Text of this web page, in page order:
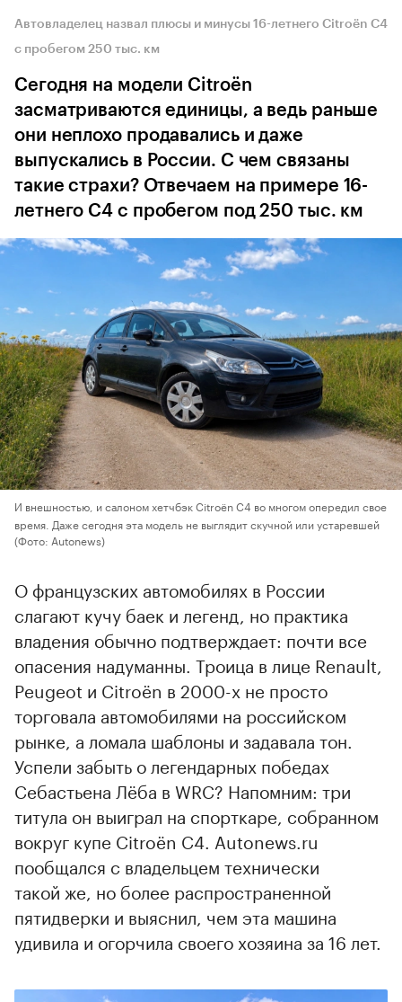
Автовладелец назвал плюсы и минусы 16-летнего Citroёn C4
с пробегом 250 тыс. км
Сегодня на модели Citroёn
засматриваются единицы, а ведь раньше
они неплохо продавались и даже
выпускались в России. С чем связаны
такие страхи? Отвечаем на примере 16-
летнего C4 с пробегом под 250 тыс. км
И внешностью, и салоном хетчбэк Citroёn C4 во многом опередил свое
время. Даже сегодня эта модель не выглядит скучной или устаревшей
(Фото: Autonews)
О французских автомобилях в России
слагают кучу баек и легенд, но практика
владения обычно подтверждает: почти все
опасения надуманны. Троица в лице Renault,
Peugeot и Citroёn в 2000-х не просто
торговала автомобилями на российском
рынке, а ломала шаблоны и задавала тон.
Успели забыть о легендарных победах
Себастьена Лёба в WRC? Напомним: три
титула он выиграл на спорткаре, собранном
вокруг купе Citroёn C4. Autonews.ru
пообщался с владельцем технически
такой же, но более распространенной
пятидверки и выяснил, чем эта машина
удивила и огорчила своего хозяина за 16 лет.